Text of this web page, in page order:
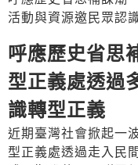
活動與資源邀民眾認
呼應歷史省思
型正義處透過
識轉型正義
近期臺灣社會掀起一
型正義處透過走入民